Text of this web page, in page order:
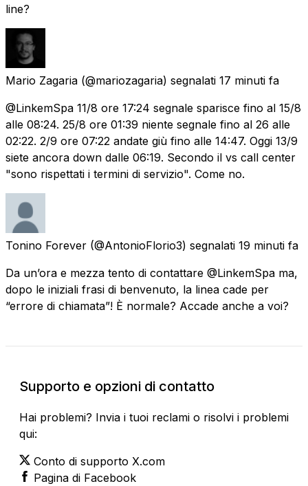
line?
Mario Zagaria (@mariozagaria) segnalati 17 minuti fa
@LinkemSpa 11/8 ore 17:24 segnale sparisce fino al 15/8
alle 08:24. 25/8 ore 01:39 niente segnale fino al 26 alle
02:22. 2/9 ore 07:22 andate giù fino alle 14:47. Oggi 13/9
siete ancora down dalle 06:19. Secondo il vs call center
"sono rispettati i termini di servizio". Come no.
Tonino Forever (@AntonioFlorio3) segnalati 19 minuti fa
Da un’ora e mezza tento di contattare @LinkemSpa ma,
dopo le iniziali frasi di benvenuto, la linea cade per
“errore di chiamata”! È normale? Accade anche a voi?
Supporto e opzioni di contatto
Hai problemi? Invia i tuoi reclami o risolvi i problemi
qui:
Conto di supporto X.com
Pagina di Facebook